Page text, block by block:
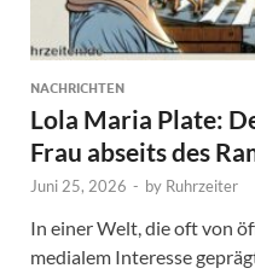
NACHRICHTEN
Lola Maria Plate:
Frau abseits des
Juni 25, 2026 - by Ruhrzeiter
In einer Welt, die oft von
medialem Interesse